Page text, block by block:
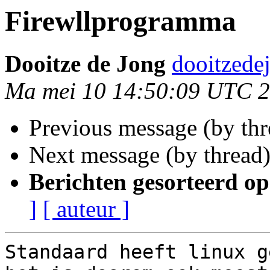
Firewllprogramma
Dooitze de Jong
Ma mei 10 14:50:09 UTC
Previous message (by
Next message (by
Berichten gesorteerd
] [ auteur ]
Standaard heeft linux